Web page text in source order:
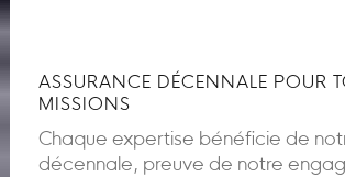
ASSURANCE DÉCENNALE POUR
MISSIONS
Chaque expertise bénéficie de
décennale, preuve de notre